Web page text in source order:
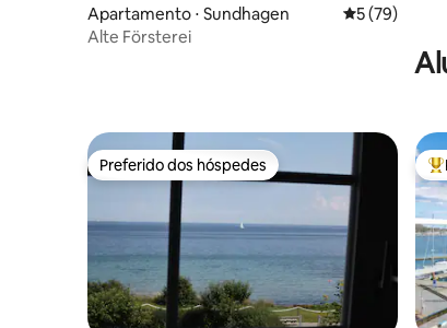
Apartamento ⋅ Sundhagen 5 de uma
5 (79)
Alte Försterei
Preferido dos hóspedes
Preferido dos hóspedes